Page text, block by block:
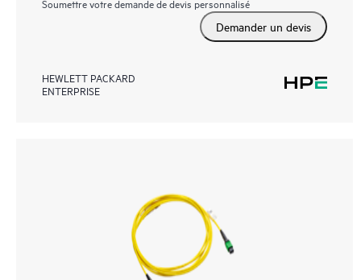
Soumettre votre demande de devis personnalisé
Demander un devis
HEWLETT PACKARD
ENTERPRISE